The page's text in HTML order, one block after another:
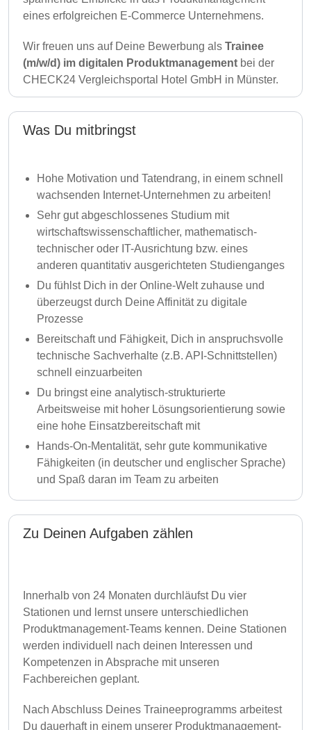
eines erfolgreichen E-Commerce Unternehmens.
Wir freuen uns auf Deine Bewerbung als Trainee
(m/w/d) im digitalen Produktmanagement bei der
CHECK24 Vergleichsportal Hotel GmbH in Münster.
Was Du mitbringst
Hohe Motivation und Tatendrang, in einem schnell
wachsenden Internet-Unternehmen zu arbeiten!
Sehr gut abgeschlossenes Studium mit
wirtschaftswissenschaftlicher, mathematisch-
technischer oder IT-Ausrichtung bzw. eines
anderen quantitativ ausgerichteten Studienganges
Du fühlst Dich in der Online-Welt zuhause und
überzeugst durch Deine Affinität zu digitale
Prozesse
Bereitschaft und Fähigkeit, Dich in anspruchsvolle
technische Sachverhalte (z.B. API-Schnittstellen)
schnell einzuarbeiten
Du bringst eine analytisch-strukturierte
Arbeitsweise mit hoher Lösungsorientierung sowie
eine hohe Einsatzbereitschaft mit
Hands-On-Mentalität, sehr gute kommunikative
Fähigkeiten (in deutscher und englischer Sprache)
und Spaß daran im Team zu arbeiten
Zu Deinen Aufgaben zählen
Innerhalb von 24 Monaten durchläufst Du vier
Stationen und lernst unsere unterschiedlichen
Produktmanagement-Teams kennen. Deine Stationen
werden individuell nach deinen Interessen und
Kompetenzen in Absprache mit unseren
Fachbereichen geplant.
Nach Abschluss Deines Traineeprogramms arbeitest
Du dauerhaft in einem unserer Produktmanagement-